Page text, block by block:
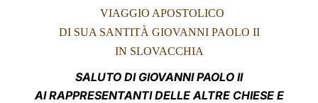
中文
VIAGGIO APOSTOLICO
DI SUA SANTITÀ GIOVANNI PAOLO II
IN SLOVACCHIA
SALUTO DI GIOVANNI PAOLO II
AI RAPPRESENTANTI DELLE ALTRE CHIESE E